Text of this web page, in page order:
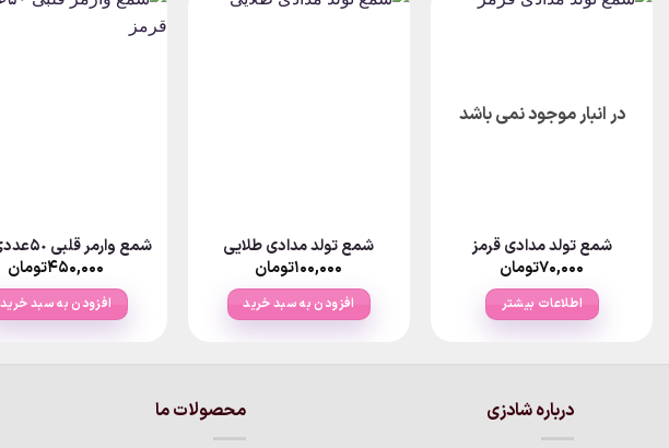
در انبار موجود نمی باشد
شمع تولد مدادی قرمز
۷۰,۰۰۰تومان
اطلاعات بیشتر
شمع تولد مدادی طلایی
۱۰۰,۰۰۰تومان
افزودن به سبد خرید
شمع وارمر قلبی ۵٠عددی قرمز
۴۵۰,۰۰۰تومان
افزودن به سبد خرید
درباره شادزی محصولات ما